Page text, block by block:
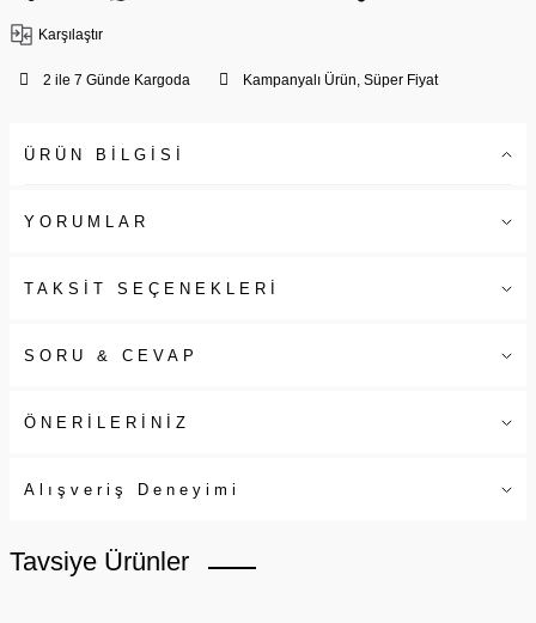
Karşılaştır
2 ile 7 Günde Kargoda Kampanyalı Ürün, Süper Fiyat
ÜRÜN BİLGİSİ
YORUMLAR
TAKSİT SEÇENEKLERİ
SORU & CEVAP
ÖNERİLERİNİZ
Alışveriş Deneyimi
Tavsiye Ürünler